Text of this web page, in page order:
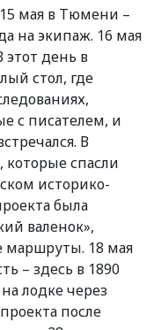
мая в Тюмени –
на экипаж. 16 мая
день в
стол, где
с писателем, и
В
спасли
историко-
была
валенок»,
маршруты. 18 мая
– здесь в 1890
лодке через
после